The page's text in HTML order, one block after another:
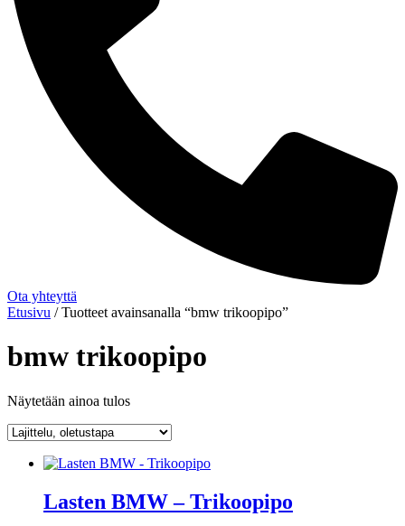
Ota yhteyttä
Etusivu / Tuotteet avainsanalla “bmw trikoopipo”
bmw trikoopipo
Näytetään ainoa tulos
Lasten BMW – Trikoopipo